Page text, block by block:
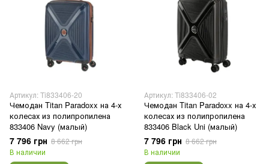
Артикул: Ti833406-20
Чемодан Titan Paradoxx на 4-х
колесах из полипропилена
833406 Navy (малый)
7 796 грн 8 662 грн
В наличии
Артикул: Ti833406-02
Чемодан Titan Paradoxx на 4-х
колесах из полипропилена
833406 Black Uni (малый)
7 796 грн 8 662 грн
В наличии